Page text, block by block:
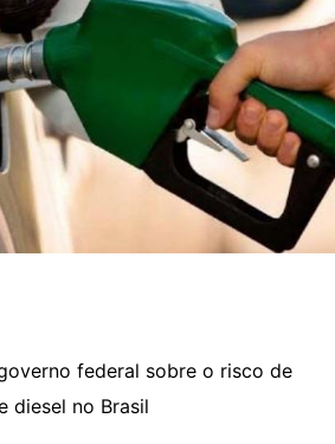
federal sobre o risco de
diesel no Brasil